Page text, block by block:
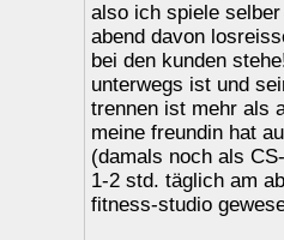
also ich spiele
abend davon
bei den kunden
unterwegs ist und
trennen ist mehr als
meine freundin hat
(damals noch als
1-2 std. täglich am
fitness-studio